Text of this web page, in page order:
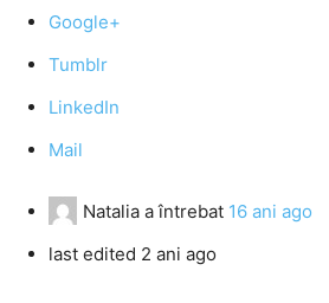
Google+
Tumblr
LinkedIn
Mail
Natalia a întrebat 16 ani ago
last edited 2 ani ago